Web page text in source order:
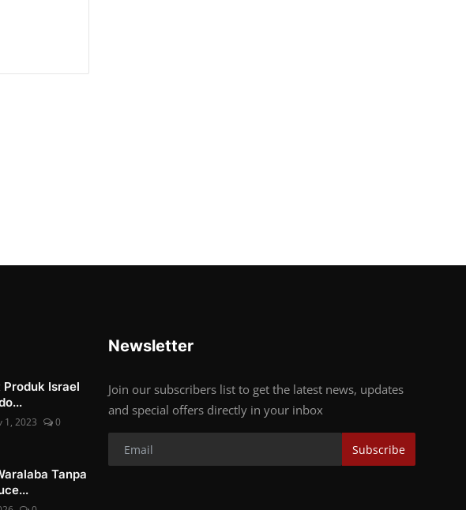
Produk Israel
1, 2023 0
Tanpa
Newsletter
Join our subscribers list to get the latest news, updates
and special offers directly in your inbox
Subscribe